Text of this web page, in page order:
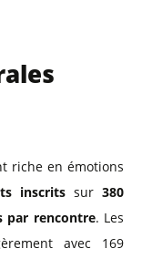
riche en émotions
inscrits sur 380
par rencontre. Les
avec 169